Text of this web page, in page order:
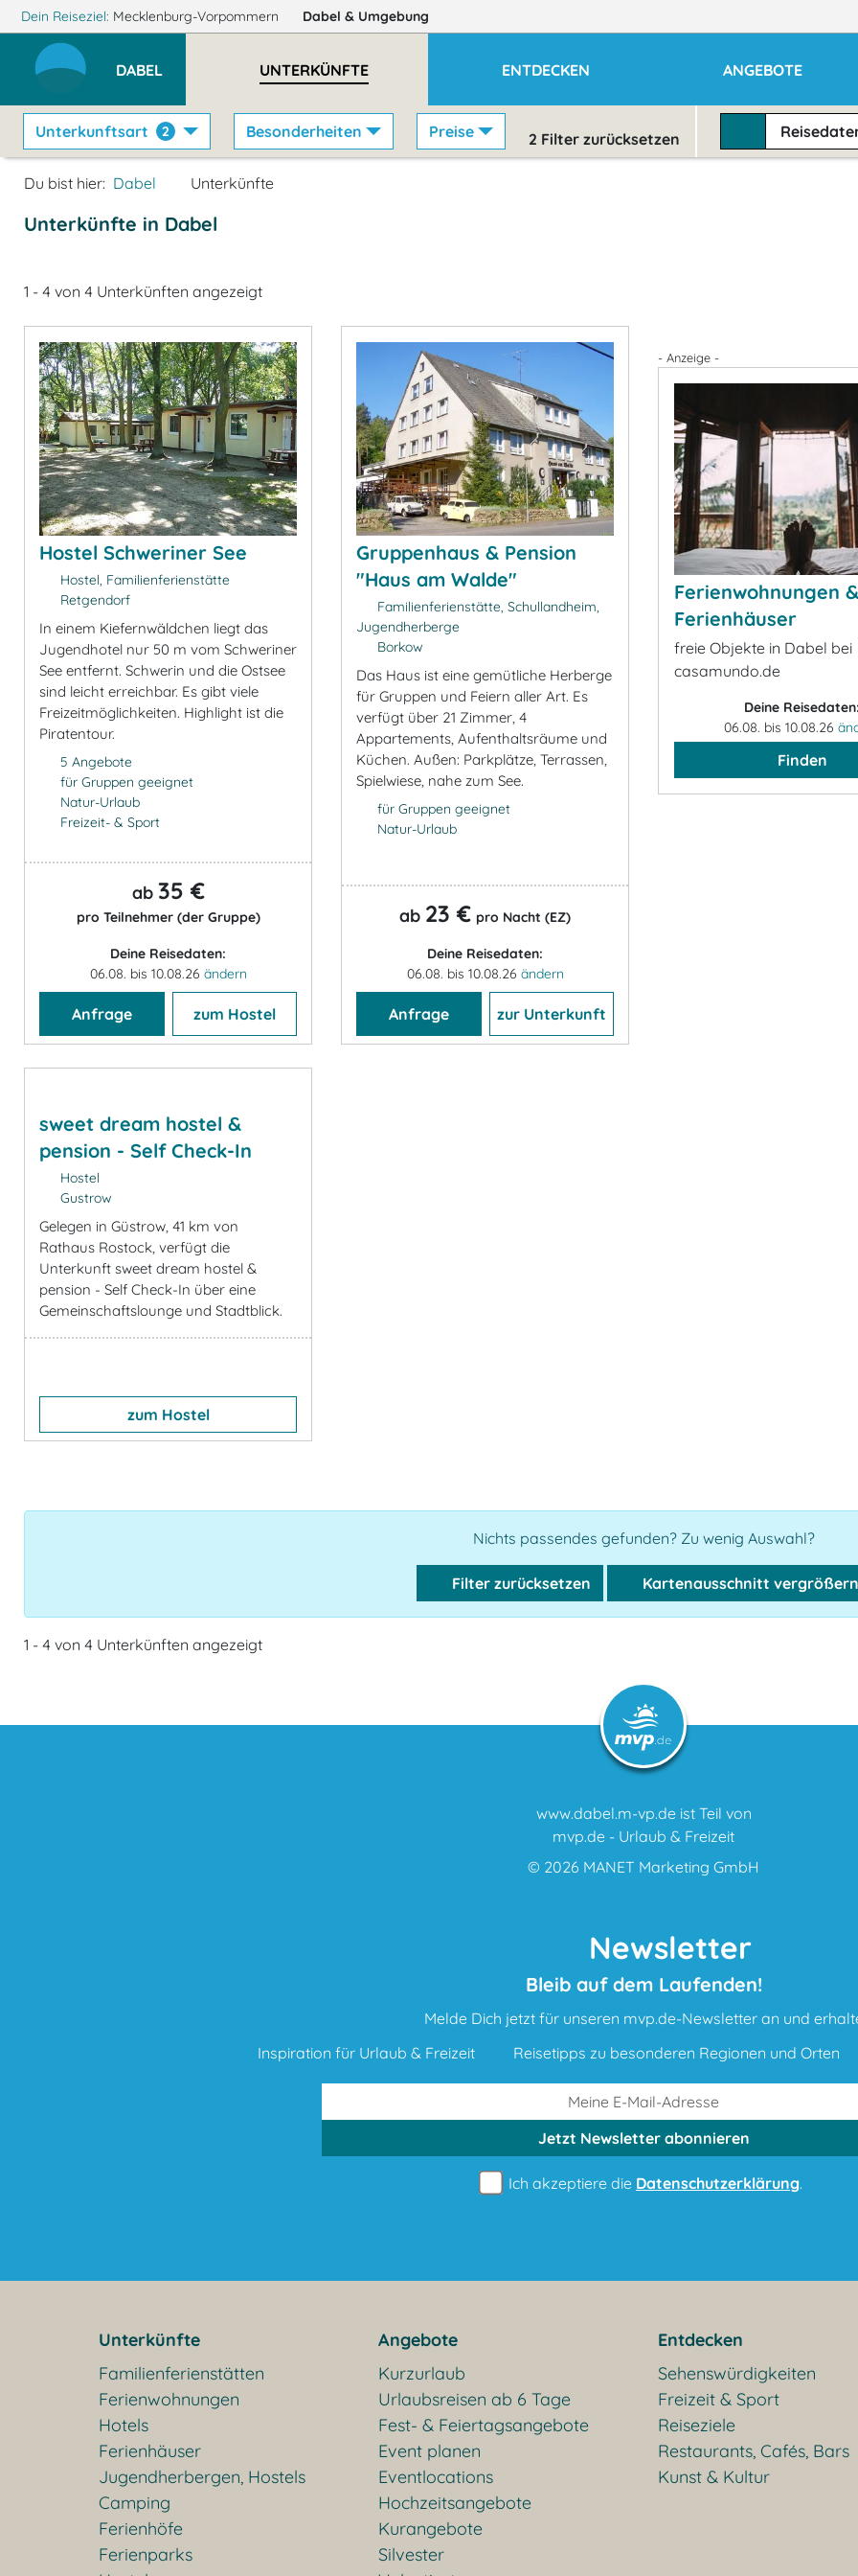
Dein Reiseziel: Mecklenburg-Vorpommern Dabel & Umgebung
DABEL UNTERKÜNFTE ENTDECKEN ANGEBOTE
Unterkunftsart 2 Besonderheiten Preise 2 Filter zurücksetzen
Du bist hier: Dabel Unterkünfte
Unterkünfte in Dabel
1 - 4 von 4 Unterkünften angezeigt
Hostel Schweriner See
Hostel, Familienferienstätte
Retgendorf
In einem Kiefernwäldchen liegt das
Jugendhotel nur 50 m vom Schweriner
See entfernt. Schwerin und die Ostsee
sind leicht erreichbar. Es gibt viele
Freizeitmöglichkeiten. Highlight ist die
Piratentour.
5 Angebote
für Gruppen geeignet
Natur-Urlaub
Freizeit- & Sport
ab 35 €
pro Teilnehmer (der Gruppe)
Deine Reisedaten:
06.08. bis 10.08.26 ändern
Anfrage zum Hostel
Gruppenhaus & Pension
"Haus am Walde"
Familienferienstätte, Schullandheim,
Jugendherberge
Borkow
Das Haus ist eine gemütliche Herberge
für Gruppen und Feiern aller Art. Es
verfügt über 21 Zimmer, 4
Appartements, Aufenthaltsräume und
Küchen. Außen: Parkplätze, Terrassen,
Spielwiese, nahe zum See.
für Gruppen geeignet
Natur-Urlaub
ab 23 € pro Nacht (EZ)
Deine Reisedaten:
06.08. bis 10.08.26 ändern
Anfrage zur Unterkunft
- Anzeige -
Ferienwohnungen &
Ferienhäuser
freie Objekte in Dabel bei
casamundo.de
Deine
06.08. bis 10.08.26
Finden
sweet dream hostel &
pension - Self Check-In
Hostel
Gustrow
Gelegen in Güstrow, 41 km von
Rathaus Rostock, verfügt die
Unterkunft sweet dream hostel &
pension - Self Check-In über eine
Gemeinschaftslounge und Stadtblick.
zum Hostel
Nichts passendes gefunden? Zu wenig Auswahl?
Filter zurücksetzen Kartenausschnitt vergrößern
1 - 4 von 4 Unterkünften angezeigt
www.dabel.m-vp.de ist Teil von
mvp.de - Urlaub & Freizeit
© 2026 MANET Marketing GmbH
Newsletter
Bleib auf dem Laufenden!
Melde Dich jetzt für unseren mvp.de-Newsletter an und
Inspiration für Urlaub & Freizeit
Reisetipps zu besonderen Regionen und Orten
Jetzt Newsletterabonnieren
Ich akzeptiere die Datenschutzerklärung.
Unterkünfte
Familienferienstätten
Ferienwohnungen
Hotels
Ferienhäuser
Jugendherbergen, Hostels
Camping
Ferienhöfe
Ferienparks
Angebote
Kurzurlaub
Urlaubsreisen ab 6 Tage
Fest- & Feiertagsangebote
Event planen
Eventlocations
Hochzeitsangebote
Kurangebote
Silvester
Entdecken
Sehenswürdigkeiten
Freizeit & Sport
Reiseziele
Restaurants, Cafés, Bars
Kunst & Kultur